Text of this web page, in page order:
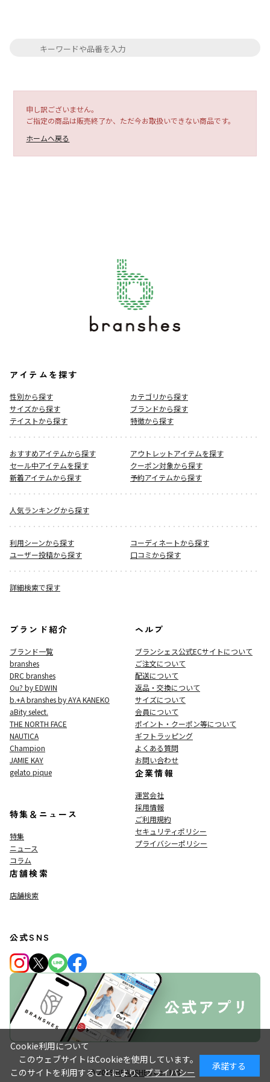
申し訳ございません。
ご指定の商品は販売終了か、ただ今お取扱いできない商品です。
ホームへ戻る
アイテムを探す
性別から探す
カテゴリから探す
サイズから探す
ブランドから探す
テイストから探す
特徴から探す
おすすめアイテムから探す
アウトレットアイテムを探す
セール中アイテムを探す
クーポン対象から探す
新着アイテムから探す
予約アイテムから探す
人気ランキングから探す
利用シーンから探す
コーディネートから探す
ユーザー投稿から探す
口コミから探す
詳細検索で探す
ブランド紹介
ブランド一覧
branshes
DRC branshes
Ou? by EDWIN
b.+A branshes by AYA KANEKO
aBity select.
THE NORTH FACE
NAUTICA
Champion
JAMIE KAY
gelato pique
特集＆ニュース
特集
ニュース
コラム
店舗検索
店舗検索
ヘルプ
ブランシェス公式ECサイトについて
ご注文について
配送について
返品・交換について
サイズについて
会員について
ポイント・クーポン等について
ギフトラッピング
よくある質問
お問い合わせ
企業情報
運営会社
採用情報
ご利用規約
セキュリティポリシー
プライバシーポリシー
公式SNS
© 2019BRANSHESCo., Ltd.
Cookie利用について
このウェブサイトはCookieを使用しています。
このサイトを利用することにより、プライバシー
承諾する